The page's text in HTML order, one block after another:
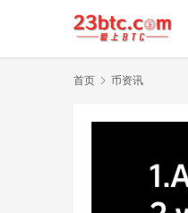
首页 币资讯